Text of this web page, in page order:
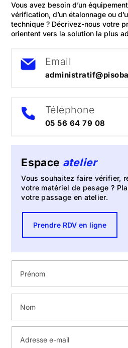
Vous avez besoin d’un
vérification, d’un étalonnage ou
technique ? Décrivez-nous votre
orientent vers la solution la plus
Email
Téléphone
05 56 64 79 08
Espace atelier
Vous souhaitez faire vérifier,
votre matériel de pesage ?
votre passage en atelier.
Prendre RDV en ligne